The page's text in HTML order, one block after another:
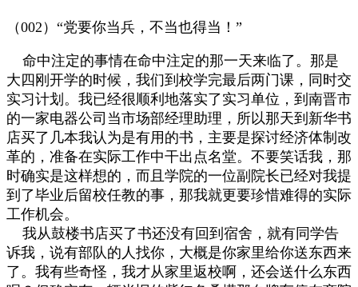
（002 ） “党要你当兵，不当也得当！ ”
命中注定的事情在命中注定的那一天来临了。那是
大四刚开学的时候，我们到校学完最后两门课，同时交
实习计划。我已经很顺利地落实了实习单位，到南晋市
的一家电器公司当市场部经理助理，所以那天到新华书
店买了几本我认为是有用的书，主要是探讨经济体制改
革的，准备在实际工作中干出点名堂。不要笑话我，那
时确实是这样想的，而且学院的一位副院长已经对我提
到了毕业后留校任教的事，那我就更要珍惜难得的实际
工作机会。
我从鼓楼书店买了书还没有回到宿舍，就有同学告
诉我，说有部队的人找你，大概是你家里给你送东西来
了。我有些奇怪，我才从家里返校啊，还会送什么东西